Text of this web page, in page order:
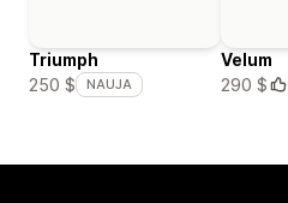
Triumph
250 $
NAUJA
Velum
290 $